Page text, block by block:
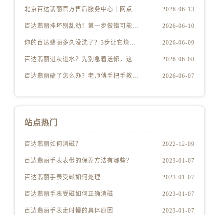
北京百达翡丽官方售后服务中心｜网点地址与客服电话权威信息公示（2026年6月最新） 2026-06-13
百达翡丽摔坏别乱动！第一步做错可能报废 2026-06-10
你的百达翡丽多久没洗了？3步让它焕然一新 2026-06-09
百达翡丽进灰进水？先别急着送修，这样做更安全 2026-06-08
百达翡丽磕了怎么办？老师傅手把手教你修复技巧 2026-06-07
站点热门
百达翡丽如何消磁？ 2022-12-09
百达翡丽手表表带的保养方法有哪些？ 2023-01-07
百达翡丽手表受磁如何处理 2023-01-07
百达翡丽手表受磁如何正确消磁 2023-01-07
百达翡丽手表走时慢的具体原因 2023-01-07